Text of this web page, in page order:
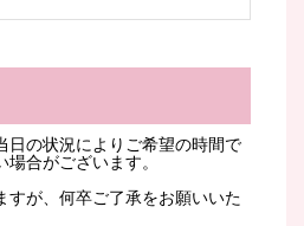
日の状況によりご希望の時間で
合がございます。
すが、何卒ご了承をお願いいた